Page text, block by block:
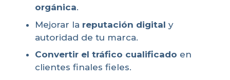
orgánica.
Mejorar la reputación digital y
autoridad de tu marca.
Convertir el tráfico cualificado en
clientes finales fieles.